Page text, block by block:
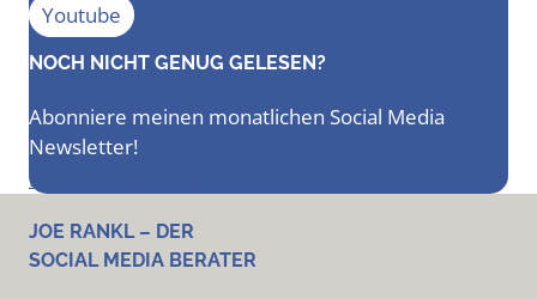
Youtube
NOCH NICHT GENUG GELESEN?
Abonniere meinen monatlichen Social Media
Newsletter!
Newsletter bestellen
JOE RANKL – DER
SOCIAL MEDIA BERATER